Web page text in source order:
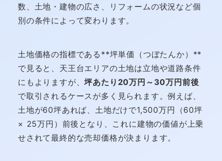
数、土地・建物の広さ、リフォームの状況など個
別の条件によって変わります。
土地価格の指標である**坪単価（つぼたんか）**
で見ると、天王台エリアの土地は立地や道路条件
にもよりますが、坪あたり20万円～30万円前後
で取引されるケースが多く見られます。例えば、
土地が60坪あれば、土地だけで1,500万円（60坪
× 25万円）前後となり、これに建物の価値が上乗
せされて最終的な売却価格が決まります。